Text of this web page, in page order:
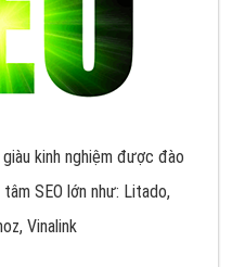
kinh nghiệm được đào
SEO lớn như: Litado,
Vinalink